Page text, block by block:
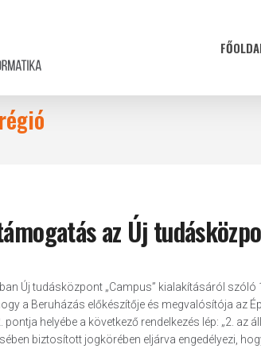
az Új
Új tudásközpont „Campus” kialakításáról
a Beruházás előkészítője és megvalósítója az
helyébe a következő rendelkezés lép: „2. az
biztosított jogkörében eljárva engedélyezi,